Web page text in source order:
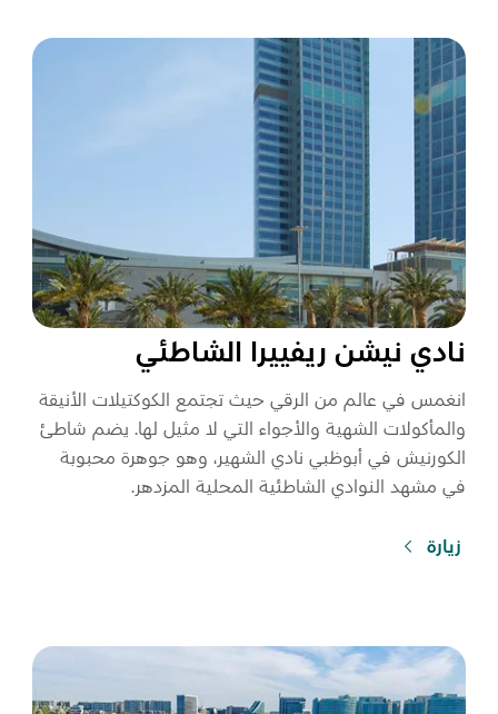
نادي نيشن ريفييرا الشاطئي
انغمس في عالم من الرقي حيث تجتمع الكوكتيلات الأنيقة
والمأكولات الشهية والأجواء التي لا مثيل لها. يضم شاطئ
الكورنيش في أبوظبي نادي الشهير، وهو جوهرة محبوبة
في مشهد النوادي الشاطئية المحلية المزدهر.
زيارة